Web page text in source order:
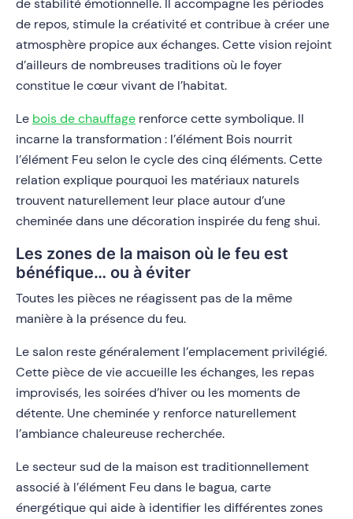
de stabilité émotionnelle. Il accompagne les périodes
de repos, stimule la créativité et contribue à créer une
atmosphère propice aux échanges. Cette vision rejoint
d’ailleurs de nombreuses traditions où le foyer
constitue le cœur vivant de l’habitat.
Le bois de chauffage renforce cette symbolique. Il
incarne la transformation : l’élément Bois nourrit
l’élément Feu selon le cycle des cinq éléments. Cette
relation explique pourquoi les matériaux naturels
trouvent naturellement leur place autour d’une
cheminée dans une décoration inspirée du feng shui.
Les zones de la maison où le feu est
bénéfique… ou à éviter
Toutes les pièces ne réagissent pas de la même
manière à la présence du feu.
Le salon reste généralement l’emplacement privilégié.
Cette pièce de vie accueille les échanges, les repas
improvisés, les soirées d’hiver ou les moments de
détente. Une cheminée y renforce naturellement
l’ambiance chaleureuse recherchée.
Le secteur sud de la maison est traditionnellement
associé à l’élément Feu dans le bagua, carte
énergétique qui aide à identifier les différentes zones